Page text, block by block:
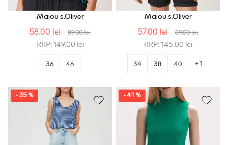
Maiou s.Oliver
58.00 lei 89.00 lei
RRP: 149.00 lei
36 46
Maiou s.Oliver
57.00 lei 89.00 lei
RRP: 145.00 lei
34 38 40 +1
- 35 % - 41 %